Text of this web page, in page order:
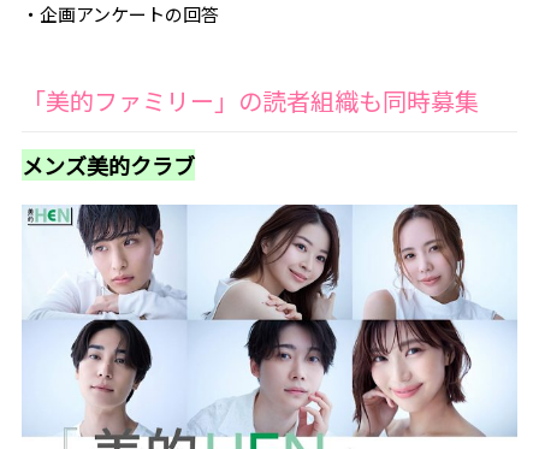
・企画アンケートの回答
「美的ファミリー」の読者組織も同時募集
メンズ美的クラブ